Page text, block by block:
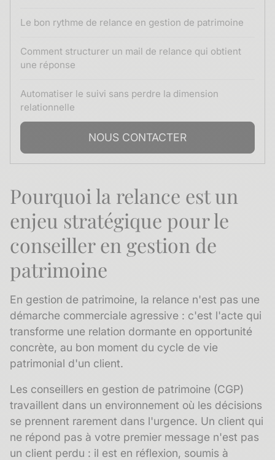
Le bon rythme de relance en gestion de patrimoine
Comment structurer un mail de relance qui obtient
une réponse
Automatiser le suivi sans perdre la dimension
relationnelle
NOUS CONTACTER
Pourquoi la relance est un
enjeu stratégique pour le
conseiller en gestion de
patrimoine
En gestion de patrimoine, la relance n'est pas une
démarche commerciale agressive : c'est l'acte qui
transforme une relation dormante en opportunité
concrète, au bon moment du cycle de vie
patrimonial d'un client.
Les conseillers en gestion de patrimoine (CGP)
travaillent dans un environnement où les décisions
se prennent rarement dans l'urgence. Un client qui
ne répond pas à votre premier message n'est pas
un client perdu : il est en réflexion, soumis à